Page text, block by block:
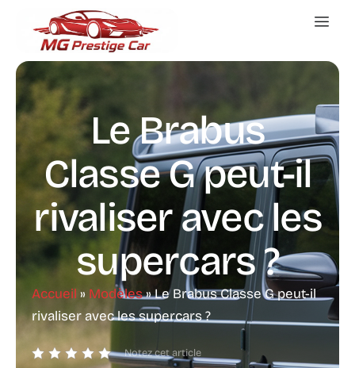
Le Brabus
Classe G peut-il
rivaliser avec les
supercars ?
Accueil » Modèles»Le Brabus Classe G peut-il
rivaliser avec les supercars ?
Notez cet article